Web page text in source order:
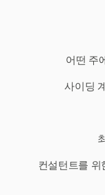
어떤 주
사이딩
컨설턴트를 위